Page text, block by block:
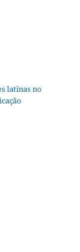
latinas no